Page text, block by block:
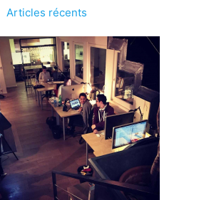
Articles récents